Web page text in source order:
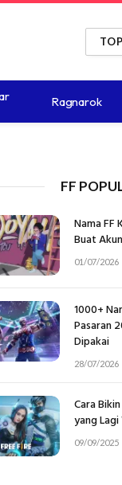
Ragnarok
FF
Nama FF
Buat
01/07/2026
1000+
Pasaran
Dipakai
28/07/2026
Cara
yang
09/09/2025